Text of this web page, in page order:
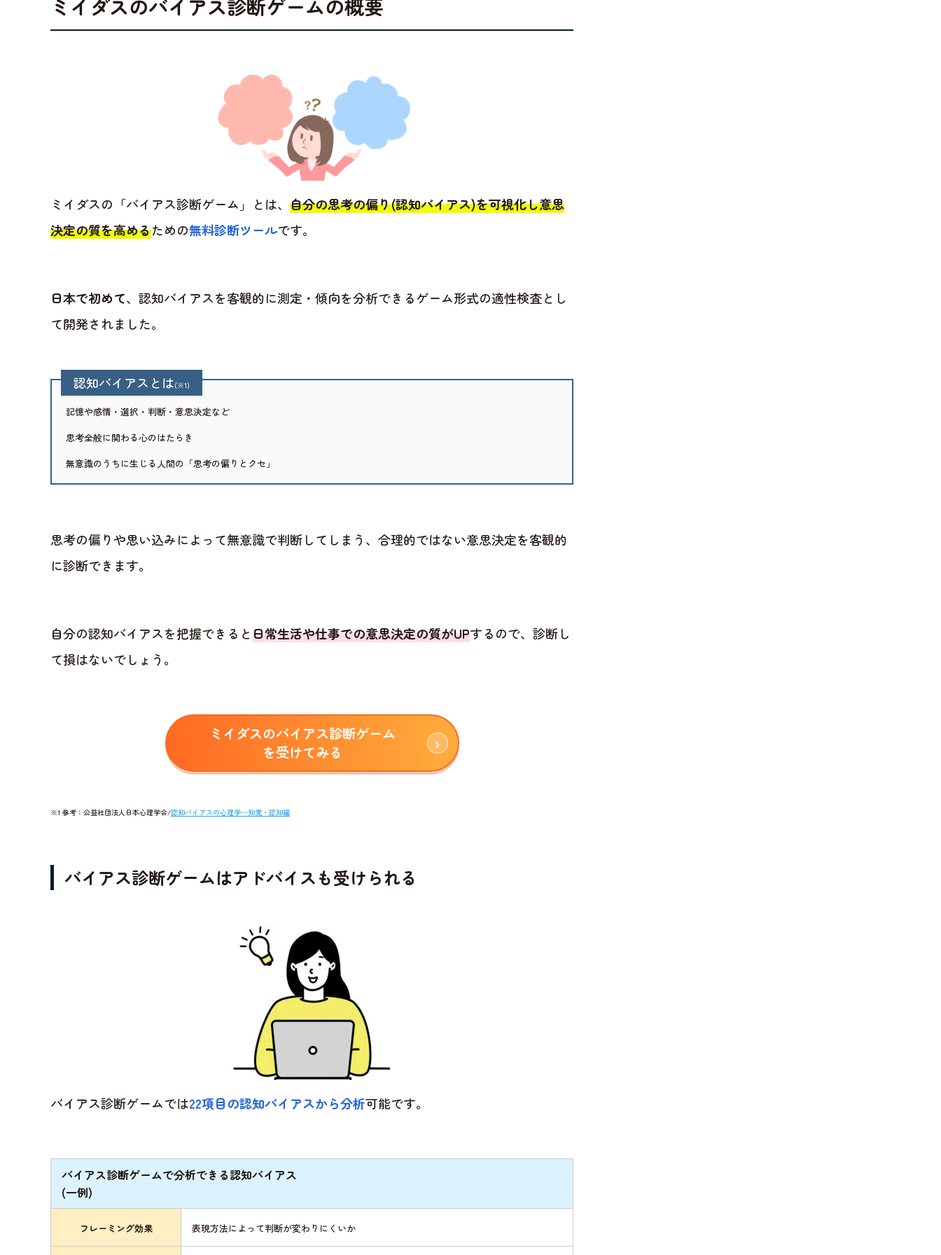
ミイダスのバイアス診断ゲームの概要
ミイダスの「バイアス診断ゲーム」とは、 自分の思考の偏り(認知バイアス)を可視化し意思
決定の質を高めるための無料診断ツールです。
日本で初めて、認知バイアスを客観的に測定・傾向を分析できるゲーム形式の適性検査とし
て開発されました。
認知バイアスとは(※1)
記憶や感情・選択・判断・意思決定など
思考全般に関わる心のはたらき
無意識のうちに生じる人間の「思考の偏りとクセ」
思考の偏りや思い込みによって無意識で判断してしまう、合理的ではない意思決定を客観的
に診断できます。
自分の認知バイアスを把握できると日常生活や仕事での意思決定の質がUPするので、診断し
て損はないでしょう。
ミイダスのバイアス診断ゲーム
を受けてみる
※1 参考：公益社団法人日本心理学会/認知バイアスの心理学─知覚・認知編
バイアス診断ゲームはアドバイスも受けられる
バイアス診断ゲームでは22項目の認知バイアスから分析可能です。
バイアス診断ゲームで分析できる認知バイアス
(一例)
フレーミング効果 表現方法によって判断が変わりにくいか